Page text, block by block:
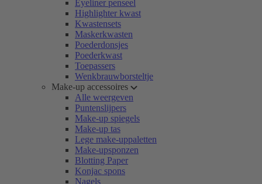
Eyeliner penseel
Highlighter kwast
Kwastensets
Maskerkwasten
Poederdonsjes
Poederkwast
Toepassers
Wenkbrauwborsteltje
Make-up accessoires
Alle weergeven
Puntenslijpers
Make-up spiegels
Make-up tas
Lege make-uppaletten
Make-upsponzen
Blotting Paper
Konjac spons
Nagels